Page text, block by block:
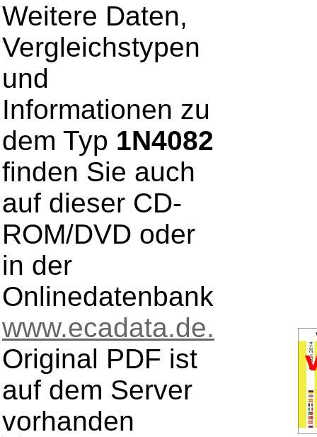
Weitere Daten,
Vergleichstypen
und
Informationen zu
dem Typ 1N4082
finden Sie auch
auf dieser CD-
ROM/DVD oder
in der
Onlinedatenbank
www.ecadata.de.
Original PDF ist
auf dem Server
vorhanden